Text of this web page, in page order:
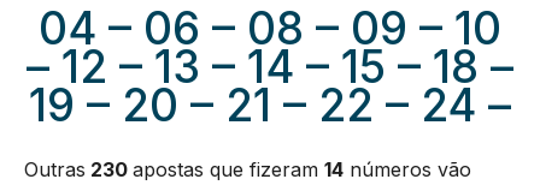
04 – 06 – 08 – 09 – 10
– 12 – 13 – 14 – 15 – 18 –
19 – 20 – 21 – 22 – 24 –
Outras 230 apostas que fizeram 14 números vão